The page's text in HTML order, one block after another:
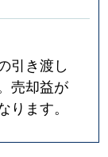
引き渡し
売却益が
ます。